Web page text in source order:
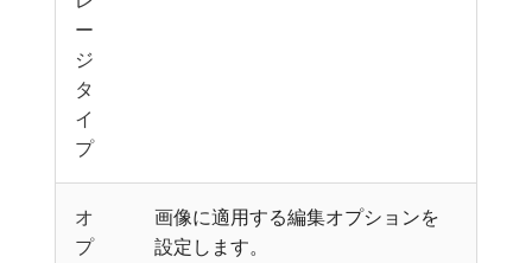
ー
ジ
タ
イ
プ
オ
プ
画像に適用する編集オプションを
設定します。